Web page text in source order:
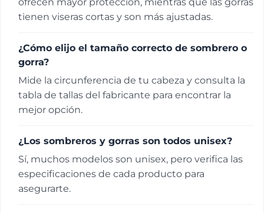
tienen viseras cortas y son más ajustadas.
¿Cómo elijo el tamaño correcto de sombrero o
gorra?
Mide la circunferencia de tu cabeza y consulta la
tabla de tallas del fabricante para encontrar la
mejor opción.
¿Los sombreros y gorras son todos unisex?
Sí, muchos modelos son unisex, pero verifica las
especificaciones de cada producto para
asegurarte.